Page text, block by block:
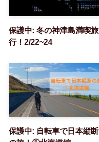
保護中: 冬の神津島満喫旅
行！2/22~24
保護中: 自転車で日本縦断